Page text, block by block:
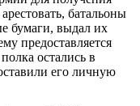
батальоны
бумаги, выдал их
предоставляется
остались в
его личную